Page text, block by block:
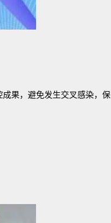
果，避免发生交叉感染，